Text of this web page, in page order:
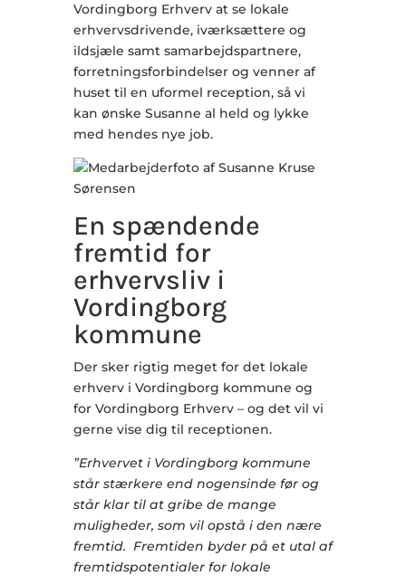
Vordingborg Erhverv at se lokale
erhvervsdrivende, iværksættere og
ildsjæle samt samarbejdspartnere,
forretningsforbindelser og venner af
huset til en uformel reception, så vi
kan ønske Susanne al held og lykke
med hendes nye job.
En spændende
fremtid for
erhvervsliv i
Vordingborg
kommune
Der sker rigtig meget for det lokale
erhverv i Vordingborg kommune og
for Vordingborg Erhverv – og det vil vi
gerne vise dig til receptionen.
”Erhvervet i Vordingborg kommune
står stærkere end nogensinde før og
står klar til at gribe de mange
muligheder, som vil opstå i den nære
fremtid. Fremtiden byder på et utal af
fremtidspotentialer for lokale